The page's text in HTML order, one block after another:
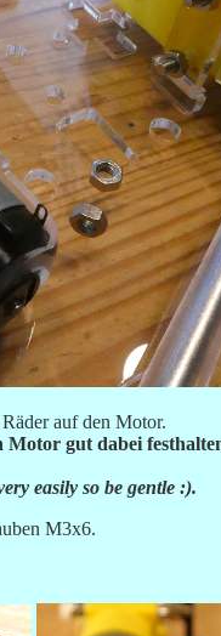
auf den Motor.
gut dabei
easily so be gentle :).
M3x6.